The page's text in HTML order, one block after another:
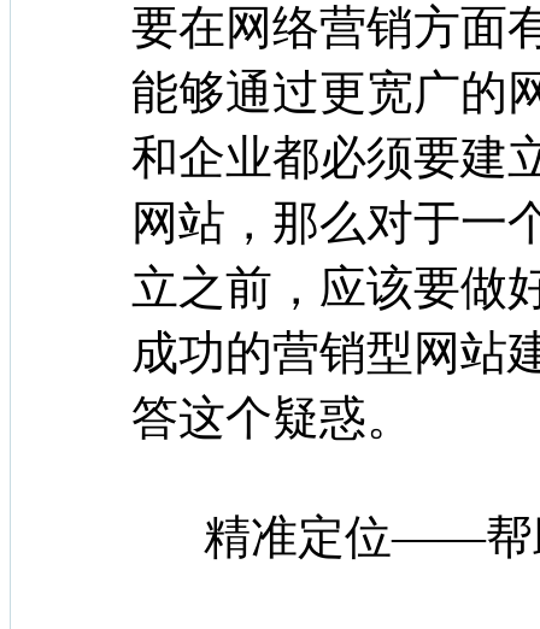
要在网络营销方面
能够通过更宽广的
和企业都必须要建
网站，那么对于一
立之前，应该要做
成功的营销型网站
答这个疑惑。
精准定位——帮